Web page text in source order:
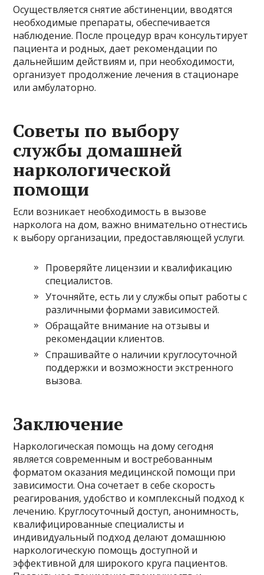
Осуществляется снятие абстиненции, вводятся
необходимые препараты, обеспечивается
наблюдение. После процедур врач консультирует
пациента и родных, дает рекомендации по
дальнейшим действиям и, при необходимости,
организует продолжение лечения в стационаре
или амбулаторно.
Советы по выбору
службы домашней
наркологической
помощи
Если возникает необходимость в вызове
нарколога на дом, важно внимательно отнестись
к выбору организации, предоставляющей услуги.
Проверяйте лицензии и квалификацию
специалистов.
Уточняйте, есть ли у службы опыт работы с
различными формами зависимостей.
Обращайте внимание на отзывы и
рекомендации клиентов.
Спрашивайте о наличии круглосуточной
поддержки и возможности экстренного
вызова.
Заключение
Наркологическая помощь на дому сегодня
является современным и востребованным
форматом оказания медицинской помощи при
зависимости. Она сочетает в себе скорость
реагирования, удобство и комплексный подход к
лечению. Круглосуточный доступ, анонимность,
квалифицированные специалисты и
индивидуальный подход делают домашнюю
наркологическую помощь доступной и
эффективной для широкого круга пациентов.